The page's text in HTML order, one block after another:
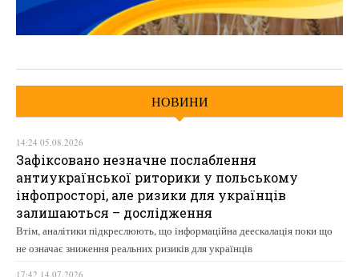
НОВИНИ
14:24 05.08.2026
Зафіксовано незначне послаблення
антиукраїнської риторики у польському
інфопросторі, але ризики для українців
залишаються – дослідження
Втім, аналітики підкреслюють, що інформаційна деескалація поки що
не означає зниження реальних ризиків для українців
17:42 14.07.2026